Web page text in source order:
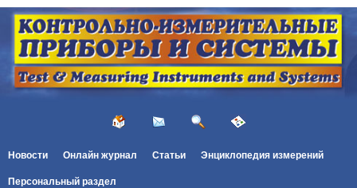
Новости Онлайн журнал Статьи Энциклопедия измерений
Персональный раздел